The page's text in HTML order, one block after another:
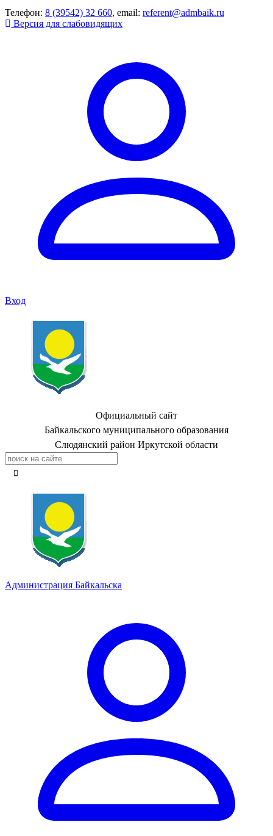
Телефон: 8 (39542) 32 660, email: referent@admbaik.ru
Версия для слабовидящих
Вход
Официальный сайт
Байкальского муниципального образования
Слюдянский район Иркутской области
Администрация Байкальска